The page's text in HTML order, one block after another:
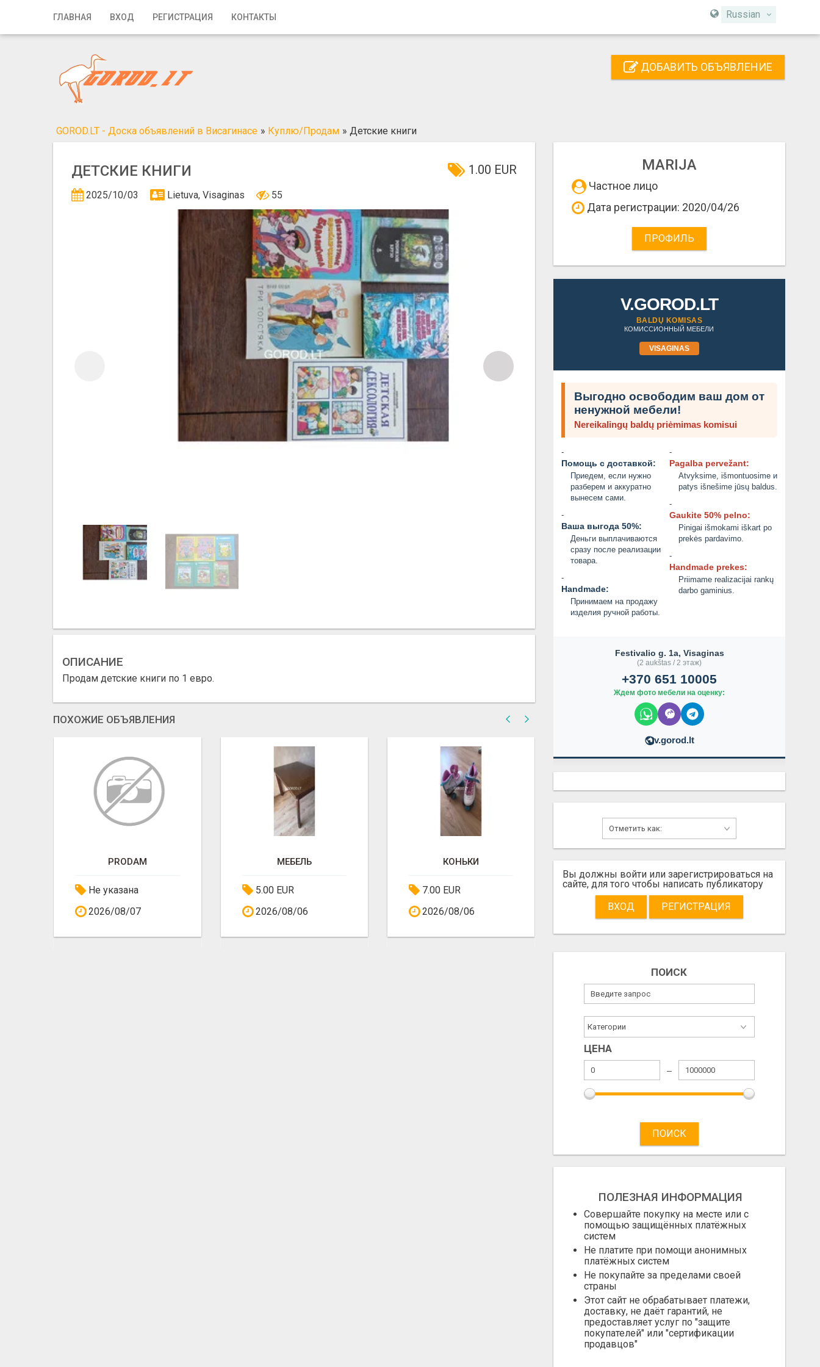
ГЛАВНАЯ ВХОД РЕГИСТРАЦИЯ КОНТАКТЫ Russian
Главная
Регистрация
Добавить объявление
ДОБАВИТЬ ОБЪЯВЛЕНИЕ
GOROD.LT - Доска объявлений в Висагинасе » Куплю/Продам » Детские книги
ДЕТСКИЕ КНИГИ 1.00 EUR
2025/10/03 Lietuva, Visaginas 55
ОПИСАНИЕ
Продам детские книги по 1 евро.
ПОХОЖИЕ ОБЪЯВЛЕНИЯ
PRODAM
Не указана
2026/08/07
МЕБЕЛЬ
5.00 EUR
2026/08/06
КОНЬКИ
7.00 EUR
2026/08/06
ОФИСНАЯ БУМАГА SVETOCOPY И BALLET ОТ ПРОИЗВОДИТЕЛЯ - ОПТОМ
2.00 EUR
2026/08/07
PRODAM
Не указана
MARIJA
Частное лицо
Дата регистрации: 2020/04/26
ПРОФИЛЬ
V.GOROD.LT
BALDŲ KOMISAS
КОМИССИОННЫЙ МЕБЕЛИ
VISAGINAS
Выгодно освободим ваш дом от
ненужной мебели!
Nereikalingų baldų priėmimas komisui
-
Помощь с доставкой:
Приедем, если нужно
разберем и аккуратно
вынесем сами.
-
Ваша выгода 50%:
Деньги выплачиваются
сразу после реализации
товара.
-
Handmade:
Принимаем на продажу
изделия ручной работы.
-
Pagalba pervežant:
Atvyksime, išmontuosime и
patys išnešime jūsų baldus.
-
Gaukite 50% pelno:
Pinigai išmokami iškart po
prekės pardavimo.
-
Handmade prekes:
Priimame realizacijai rankų
darbo gaminius.
Festivalio g. 1a, Visaginas
(2 aukštas / 2 этаж)
+370 651 10005
Ждем фото мебели на оценку:
v.gorod.lt
Вы должны войти или зарегистрироваться на
сайте, для того чтобы написать публикатору
ВХОД
РЕГИСТРАЦИЯ
ПОИСК
ЦЕНА
ПОИСК
ПОЛЕЗНАЯ ИНФОРМАЦИЯ
Совершайте покупку на месте или с
помощью защищённых платёжных
систем
Не платите при помощи анонимных
платёжных систем
Не покупайте за пределами своей
страны
Этот сайт не обрабатывает платежи,
доставку, не даёт гарантий, не
предоставляет услуг по "защите
покупателей" или "сертификации
продавцов"